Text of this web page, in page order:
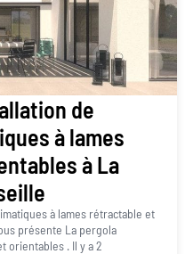
de
à lames
à La
à lames rétractable et
présente La pergola
orientables . Il y a 2